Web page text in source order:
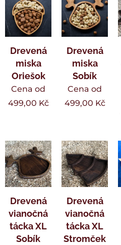
Drevená
miska
Oriešok
Cena od
499,00 Kč
Drevená
miska
Sobík
Cena od
499,00 Kč
Drevená
vianočná
tácka XL
Sobík
Drevená
vianočná
tácka XL
Stromček